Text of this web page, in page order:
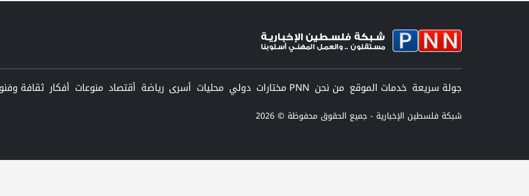
جولة سريعة خدمات الموقع من نحن PNN مختارات دولي محليات أسرى رياضة أقتصاد منوعات أفكار ثقافة
شبكة فلسطين الإخبارية - جميع الحقوق محفوظة © 2026